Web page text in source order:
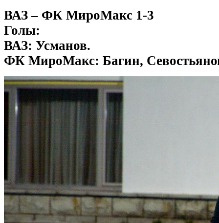
ВАЗ – ФК МироМакс 1-3
Голы:
ВАЗ: Усманов.
ФК МироМакс: Багин,